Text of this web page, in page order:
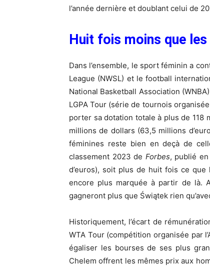
l’année dernière et doublant celui de
Huit fois moins que
Dans l’ensemble, le sport féminin a
League (NWSL) et le football
National Basketball Association
LGPA Tour (série de tournois
porter sa dotation totale à plus de 118
millions de dollars (63,5 millions
féminines reste bien en deçà de
classement 2023 de Forbes, publié
d’euros), soit plus de huit fois ce
encore plus marquée à partir de là.
gagneront plus que Świątek rien
Historiquement, l’écart de
WTA Tour (compétition organisée par
égaliser les bourses de ses plus
Chelem offrent les mêmes prix aux